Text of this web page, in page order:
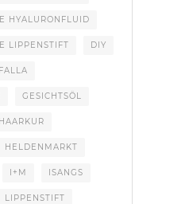
HYALURONFLUID
LIPPENSTIFT DIY
GESICHTSÖL
HAARKUR
HELDENMARKT
I+M ISANGS
LIPPENSTIFT